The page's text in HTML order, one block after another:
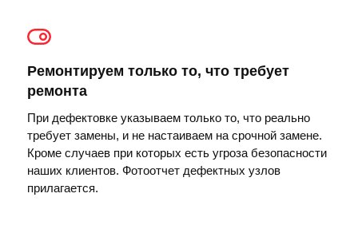
Ремонтируем только то, что требует
ремонта
При дефектовке указываем только то, что реально
требует замены, и не настаиваем на срочной замене.
Кроме случаев при которых есть угроза безопасности
наших клиентов. Фотоотчет дефектных узлов
прилагается.